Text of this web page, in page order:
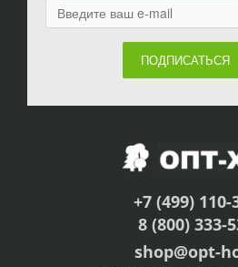
ПОДПИСАТЬСЯ
+7 (499) 110-
8 (800) 333-
shop@opt-